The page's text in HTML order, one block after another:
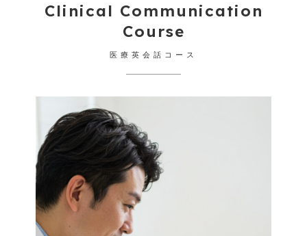
Clinical Communication
Course
医療英会話コース